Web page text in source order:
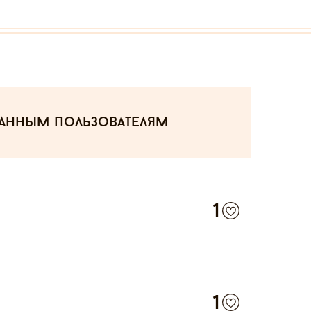
пользователям
1
1